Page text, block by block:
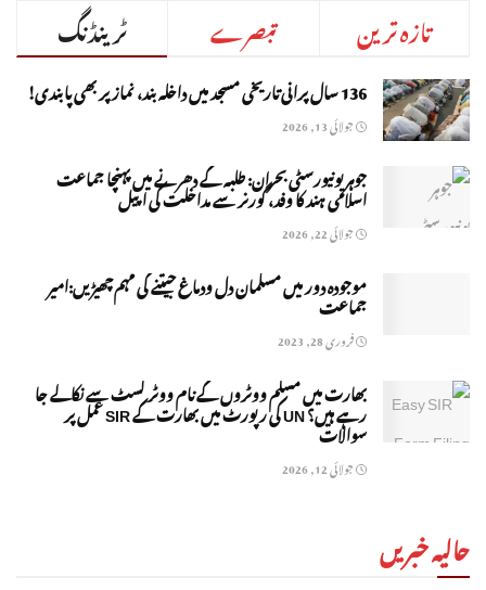
ٹرینڈنگ تبصرے تازہ ترین
136 سال پرانی تاریخی مسجد میں داخلہ بند، نماز پر بھی پابندی!
جولائی 13, 2026
جوہر یونیورسٹی بحران: طلبہ کے دھرنے میں پہنچا جماعت
اسلامی ہند کا وفد، گورنر سے مداخلت کی اپیل
جولائی 22, 2026
موجودہ دور میں مسلمان دل ودماغ جیتنے کی مہم چھیڑیں:امیر
جماعت
فروری 28, 2023
بھارت میں مسلم ووٹروں کے نام ووٹر لسٹ سے نکالے جا
رہے ہیں؟ UN کی رپورٹ میں بھارت کے SIR عمل پر
سوالات
جولائی 12, 2026
حالیہ خبریں